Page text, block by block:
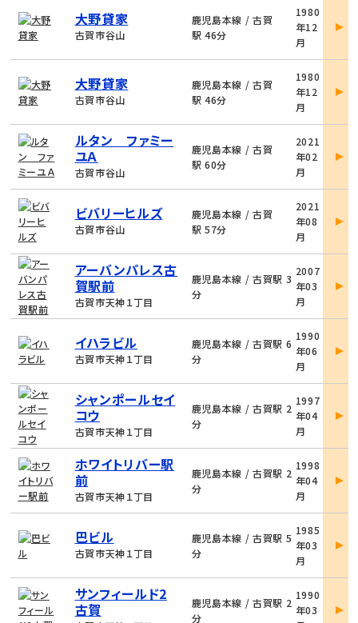
大野貸家
古賀市谷山
鹿児島本線 / 古賀
駅 46分
1980
年12
月
詳
大野貸家
古賀市谷山
鹿児島本線 / 古賀
駅 46分
1980
年12
月
詳
ルタン ファミー
ユＡ
古賀市谷山
鹿児島本線 / 古賀
駅 60分
2021
年02
月
詳
ビバリーヒルズ
古賀市谷山
鹿児島本線 / 古賀
駅 57分
2021
年08
月
詳
アーバンパレス古
賀駅前
古賀市天神１丁目
鹿児島本線 / 古賀駅 3
分
2007
年03
月
詳
イハラビル
古賀市天神１丁目
鹿児島本線 / 古賀駅 6
分
1990
年06
月
詳
シャンポールセイ
コウ
古賀市天神１丁目
鹿児島本線 / 古賀駅 2
分
1997
年04
月
詳
ホワイトリバー駅
前
古賀市天神１丁目
鹿児島本線 / 古賀駅 2
分
1998
年04
月
詳
巴ビル
古賀市天神１丁目
鹿児島本線 / 古賀駅 5
分
1985
年03
月
詳
サンフィールド2
古賀
鹿児島本線 / 古賀駅 2
分
1990
年03
詳